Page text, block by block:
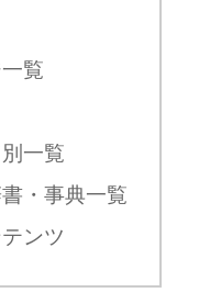
覧
一覧
・事典一覧
ンツ